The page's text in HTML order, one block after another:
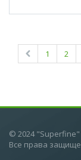
1 2
© 2024 "Superfine"
Все права